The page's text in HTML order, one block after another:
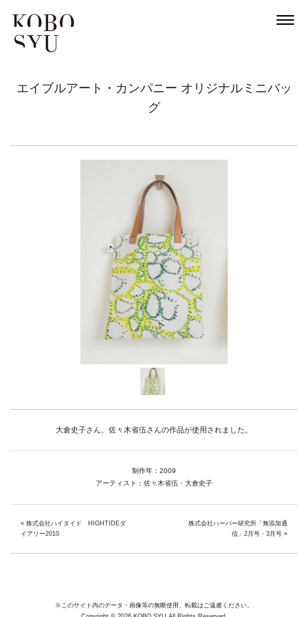
News
Exhibitions
Projects
Goods
Media
Access
Link
Instagram
Youtube
online-shop
art center syu
アートサポートセンター
社会福祉法人みぬま福祉会
エイブルアート・カンパニー オリジナルミニバッ
グ
大倉史子さん、佐々木省伍さんの作品が使用されました。
制作年：2009
アーティスト：佐々木省伍・大倉史子
« 株式会社ハイタイド HIGHTIDEダ
イアリー2010
株式会社ハーバー研究所「無添加通
信」2月号・3月号 »
※このサイト内のデータ・画像等の無断使用、転載はご遠慮ください。